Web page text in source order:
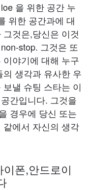
을 위한 공간 누
위한 공간과에 대
것은,당신은 이것
stop. 그것은 또
야기에 대해 누구
생각과 유사한 우
낼 슈팅 스타는 이
간입니다. 그것을
경우에 당신 또는
에서 자신의 생각
폰,안드로이